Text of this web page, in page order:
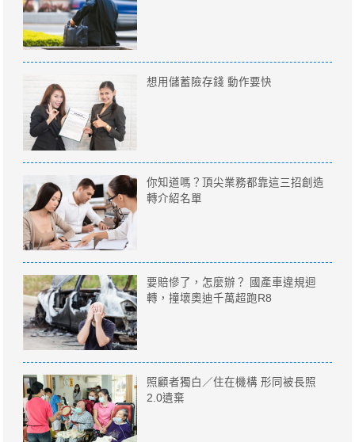
想用儲蓄險存錢 動作要快
你知道嗎？頂尖業務都靠這三招創造
轉介紹名單
要賠慘了，怎麼辦？ 國產車違規迴
轉，撞壞奧迪千萬超跑R8
照顧者獨白／住在機構 形同被長照
2.0遺棄